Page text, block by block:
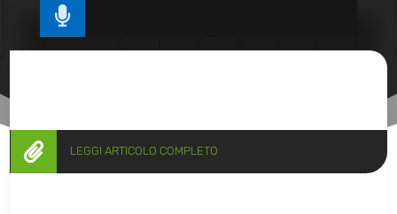

 LEGGI ARTICOLO COMPLETO